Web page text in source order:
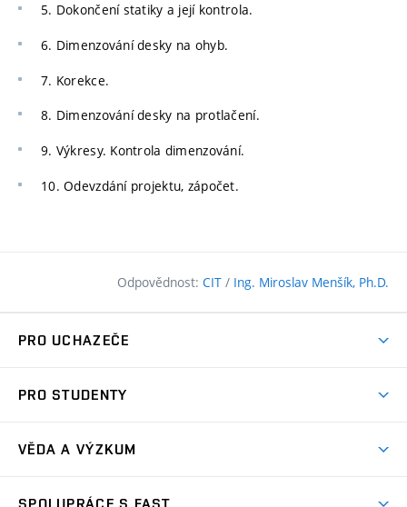
5. Dokončení statiky a její kontrola.
6. Dimenzování desky na ohyb.
7. Korekce.
8. Dimenzování desky na protlačení.
9. Výkresy. Kontrola dimenzování.
10. Odevzdání projektu, zápočet.
Odpovědnost: CIT / Ing. Miroslav Menšík, Ph.D.
PRO UCHAZEČE
Přijímačky
PRO STUDENTY
Předměty
VĚDA A VÝZKUM